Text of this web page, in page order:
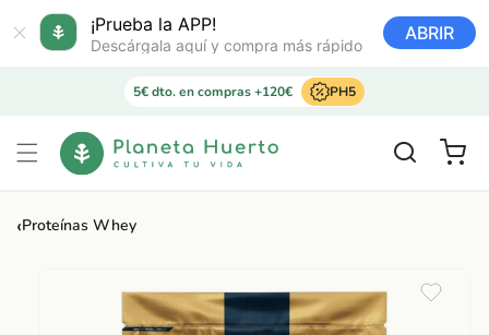
¡Prueba la APP!
Descárgala aquí y compra más rápido
ABRIR
directamente
al contenido
5€ dto. en compras +120€ PH5
Carrito
‹Proteínas Whey